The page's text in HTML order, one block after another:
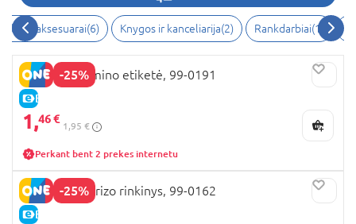
Stiliaus aksesuarai(6) Knygos ir kanceliarija(2) Rankdarbiai(1)
-25%
E-KAINA
BARBIE lagamino etiketė, 99-0191
1,46 €
1,95 €
Perkant bent 2 prekes internetu
-25%
E-KAINA
BARBIE siurprizo rinkinys, 99-0162